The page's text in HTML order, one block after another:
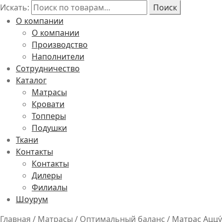
Искать:
Поиск
О компании
О компании
Производство
Наполнители
Сотрудничество
Каталог
Матрасы
Кровати
Топперы
Подушки
Ткани
Контакты
Контакты
Дилеры
Филиалы
Шоурум
Главная / Матрасы / Оптимальный баланс / Матрас